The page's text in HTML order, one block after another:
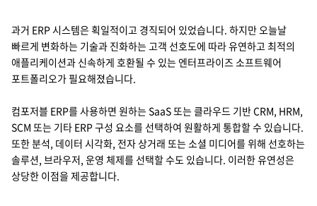
리소스
회사정보
회사소개
투자정보
지속가능경영
지원
고객 지원
파트너 지원
과거 ERP 시스템은 획일적이고 경직되어 있었습니다. 하지만 오늘날
빠르게 변화하는 기술과 진화하는 고객 선호도에 따라 유연하고 최적의
애플리케이션과 신속하게 호환될 수 있는 엔터프라이즈 소프트웨어
포트폴리오가 필요해졌습니다.
컴포저블 ERP를 사용하면 원하는 SaaS 또는 클라우드 기반 CRM, HRM,
SCM 또는 기타 ERP 구성 요소를 선택하여 원활하게 통합할 수 있습니다.
또한 분석, 데이터 시각화, 전자 상거래 또는 소셜 미디어를 위해 선호하는
솔루션, 브라우저, 운영 체제를 선택할 수도 있습니다. 이러한 유연성은
상당한 이점을 제공합니다.